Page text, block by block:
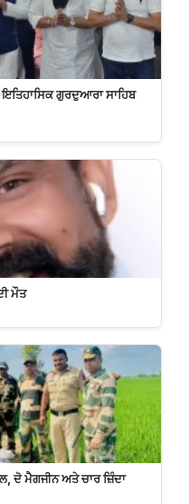
ਗੁਰਦੁਆਰਾ ਸਾਹਿਬ
ਮੌਤ
ਦੋ ਮੈਗਜੀਨ ਅਤੇ ਚਾਰ ਜ਼ਿੰਦਾ